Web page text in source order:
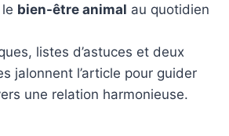
bien-être animal au quotidien
listes d’astuces et deux
jalonnent l’article pour guider
une relation harmonieuse.